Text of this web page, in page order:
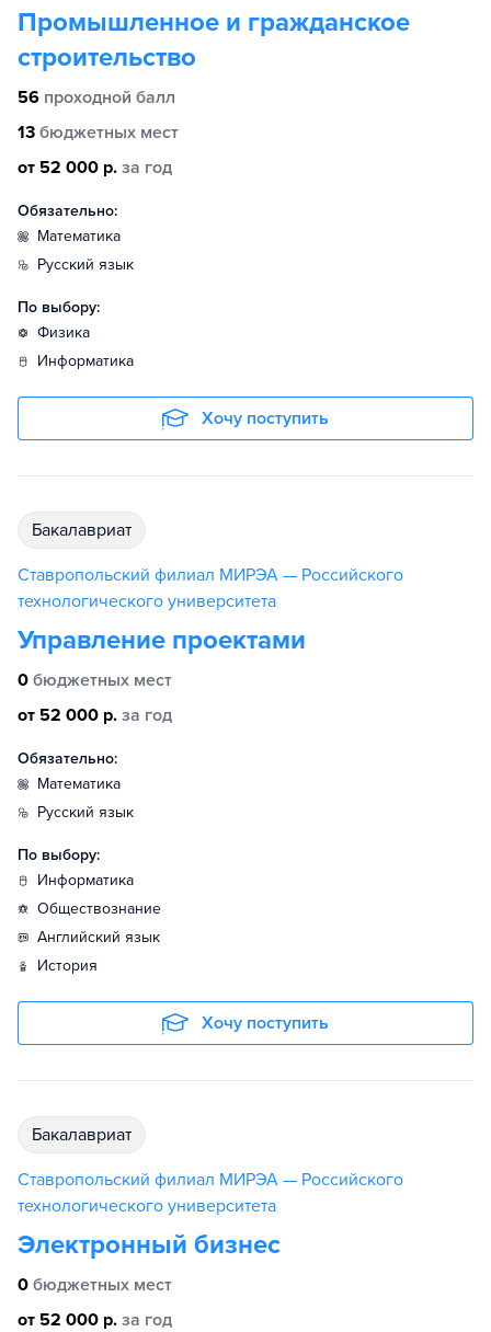
Промышленное и гражданское
строительство
56 проходной балл
13 бюджетных мест
от 52 000 р. за год
Обязательно:
математика
русский язык
По выбору:
физика
информатика
Хочу поступить
бакалавриат
Ставропольский филиал МИРЭА — Российского
технологического университета
Управление проектами
0 бюджетных мест
от 52 000 р. за год
Обязательно:
математика
русский язык
По выбору:
информатика
обществознание
английский язык
история
Хочу поступить
бакалавриат
Ставропольский филиал МИРЭА — Российского
технологического университета
Электронный бизнес
0 бюджетных мест
от 52 000 р. за год